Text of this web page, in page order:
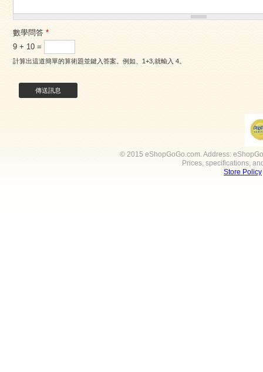
數學問答 *
9 + 10 =
計算出這道簡單的算術題並鍵入答案。例如、1+3,就輸入 4。
© 2015 eShopGoGo.com. Address:
Prices, specifications,
Store Policy